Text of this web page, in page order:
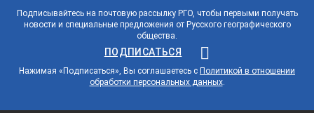
Подписывайтесь на почтовую рассылку РГО, чтобы первыми получать
новости и специальные предложения от Русского географического
общества.
ПОДПИСАТЬСЯ
Нажимая «Подписаться», Вы соглашаетесь с Политикой в отношении
обработки персональных данных.